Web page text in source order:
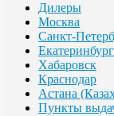
Дилеры
Москва
Санкт-
Екатеринбург
Хабаровск
Краснодар
Астана
Пункты